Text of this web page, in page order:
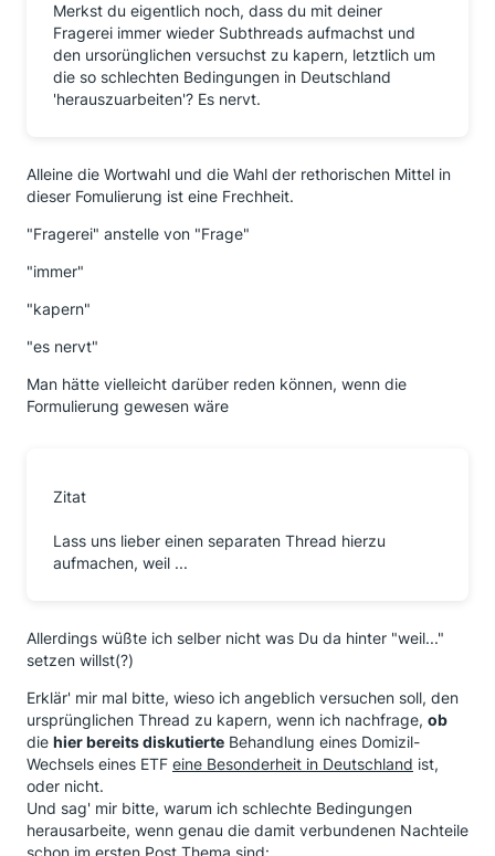
Merkst du eigentlich noch, dass du mit deiner
Fragerei immer wieder Subthreads aufmachst und
den ursorünglichen versuchst zu kapern, letztlich um
die so schlechten Bedingungen in Deutschland
'herauszuarbeiten'? Es nervt.
Alleine die Wortwahl und die Wahl der rethorischen Mittel in
dieser Fomulierung ist eine Frechheit.
"Fragerei" anstelle von "Frage"
"immer"
"kapern"
"es nervt"
Man hätte vielleicht darüber reden können, wenn die
Formulierung gewesen wäre
Zitat
Lass uns lieber einen separaten Thread hierzu
aufmachen, weil ...
Allerdings wüßte ich selber nicht was Du da hinter "weil..."
setzen willst(?)
Erklär' mir mal bitte, wieso ich angeblich versuchen soll, den
ursprünglichen Thread zu kapern, wenn ich nachfrage, ob
die hier bereits diskutierte Behandlung eines Domizil-
Wechsels eines ETF eine Besonderheit in Deutschland ist,
oder nicht.
Und sag' mir bitte, warum ich schlechte Bedingungen
herausarbeite, wenn genau die damit verbundenen Nachteile
schon im ersten Post Thema sind: